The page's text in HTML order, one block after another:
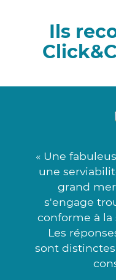
Ils
« Une
une
grand
s'engage
conforme à la
Les
sont